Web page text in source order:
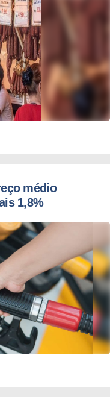
médio
1,8%